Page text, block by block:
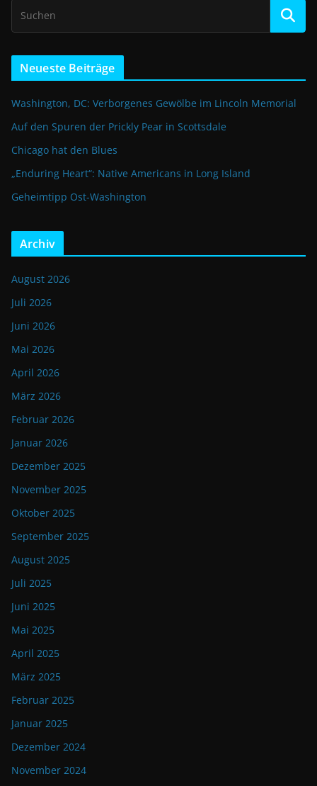
Neueste Beiträge
Washington, DC: Verborgenes Gewölbe im Lincoln Memorial
Auf den Spuren der Prickly Pear in Scottsdale
Chicago hat den Blues
„Enduring Heart“: Native Americans in Long Island
Geheimtipp Ost-Washington
Archiv
August 2026
Juli 2026
Juni 2026
Mai 2026
April 2026
März 2026
Februar 2026
Januar 2026
Dezember 2025
November 2025
Oktober 2025
September 2025
August 2025
Juli 2025
Juni 2025
Mai 2025
April 2025
März 2025
Februar 2025
Januar 2025
Dezember 2024
November 2024